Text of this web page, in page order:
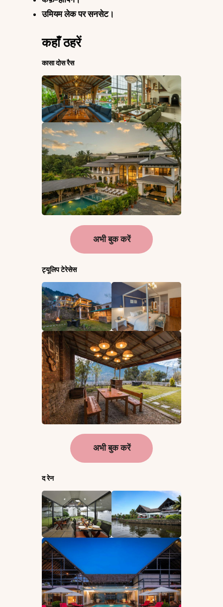
उमियम लेक पर सनसेट।
कहाँ ठहरें
कासा दोस रैस
अभी बुक करें
ट्यूलिप टेरेसेस
अभी बुक करें
द रेन